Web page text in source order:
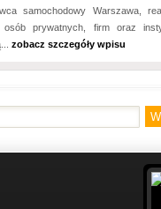
samochodowy Warszawa,
osób prywatnych, firm oraz
zobacz szczegóły wpisu